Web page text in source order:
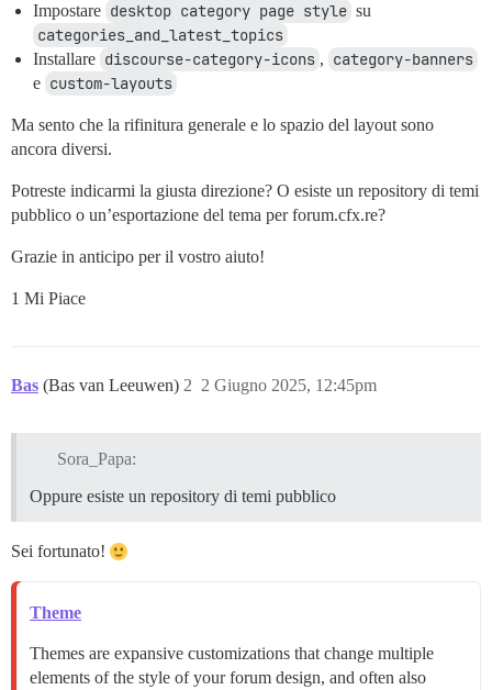
Impostare desktop category page style su
categories_and_latest_topics
Installare discourse-category-icons , category-banners
e custom-layouts
Ma sento che la rifinitura generale e lo spazio del layout sono
ancora diversi.
Potreste indicarmi la giusta direzione? O esiste un repository di temi
pubblico o un’esportazione del tema per forum.cfx.re?
Grazie in anticipo per il vostro aiuto!
1 Mi Piace
Bas (Bas van Leeuwen) 2 Giugno 2025, 12:45pm
2
Sora_Papa:
Oppure esiste un repository di temi pubblico
Sei fortunato!
Theme
Themes are expansive customizations that change multiple
elements of the style of your forum design, and often also